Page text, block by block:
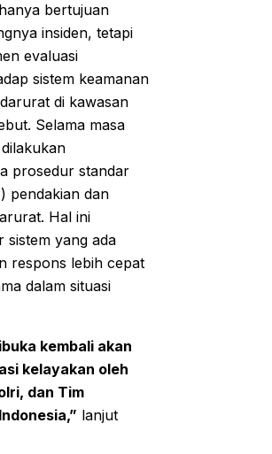
bertujuan
insiden, tetapi
evaluasi
sistem keamanan
di kawasan
Selama masa
prosedur standar
pendakian dan
Hal ini
sistem yang ada
respons lebih cepat
dalam situasi
kembali akan
kelayakan oleh
dan Tim
lanjut